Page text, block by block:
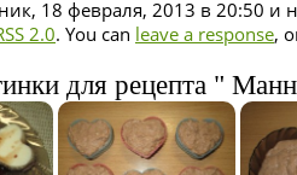
18 февраля, 2013 в 20:50 и
2.0. You can leave a response,
для рецепта "